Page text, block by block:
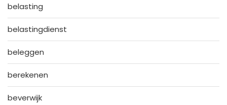
belasting
belastingdienst
beleggen
berekenen
beverwijk